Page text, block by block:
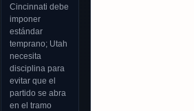
Cincinnati debe
imponer
estándar
temprano; Utah
necesita
disciplina para
evitar que el
partido se abra
en el tramo